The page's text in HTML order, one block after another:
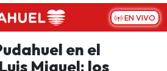
EN VIVO
en el
Miguel: los